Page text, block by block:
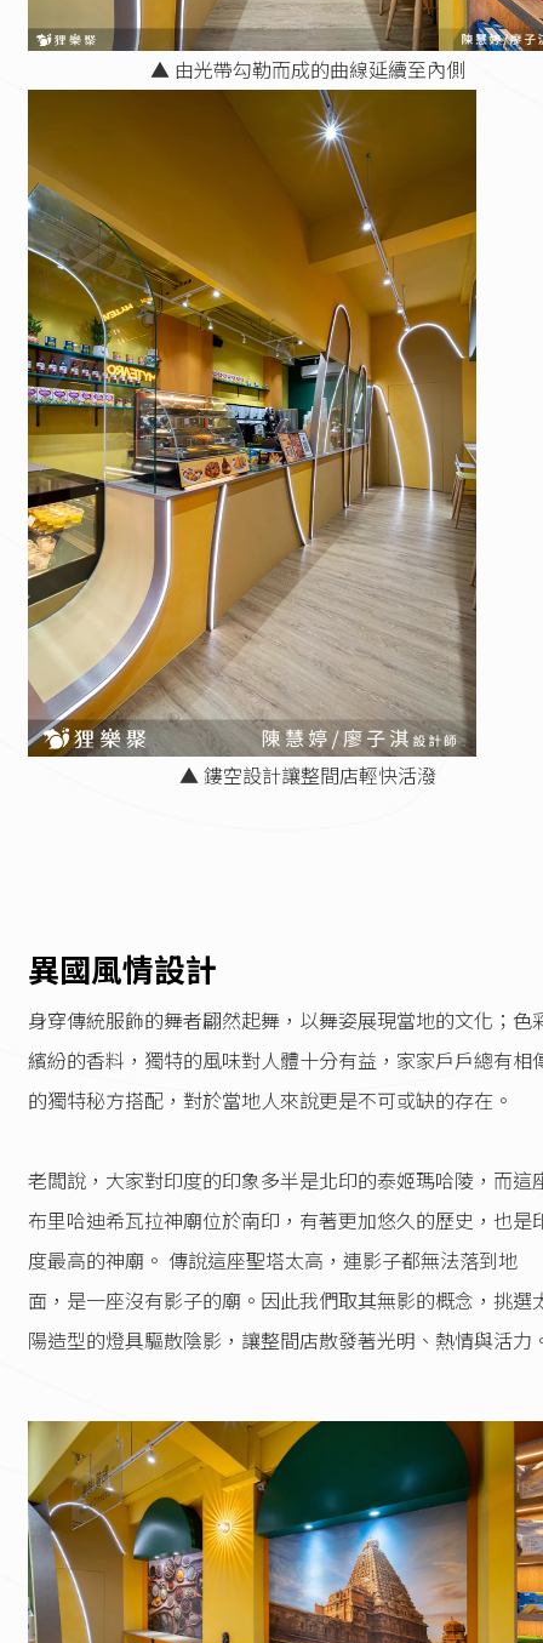
▲ 由光帶勾勒而成的曲線延續至內側
▲ 鏤空設計讓整間店輕快活潑
異國風情設計
身穿傳統服飾的舞者翩然起舞，以舞姿展現當地的文化；色
繽紛的香料，獨特的風味對人體十分有益，家家戶戶總有相
的獨特秘方搭配，對於當地人來說更是不可或缺的存在。
老闆說，大家對印度的印象多半是北印的泰姬瑪哈陵，而這
布里哈迪希瓦拉神廟位於南印，有著更加悠久的歷史，也是
度最高的神廟。 傳說這座聖塔太高，連影子都無法落到地
面，是一座沒有影子的廟。因此我們取其無影的概念，挑選
陽造型的燈具驅散陰影，讓整間店散發著光明、熱情與活力